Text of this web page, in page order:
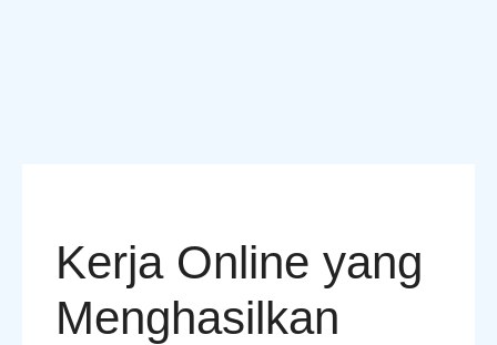
Kerja Online yang
Menghasilkan